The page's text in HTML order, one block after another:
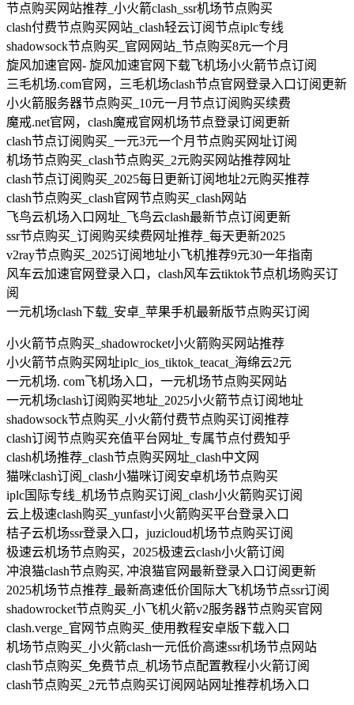
节点购买网站推荐_小火箭clash_ssr机场节点购买
clash付费节点购买网站_clash轻云订阅节点iplc专线
shadowsock节点购买_官网网站_节点购买8元一个月
旋风加速官网- 旋风加速官网下载飞机场小火箭节点订阅
三毛机场.com官网，三毛机场clash节点官网登录入口订阅更新
小火箭服务器节点购买_10元一月节点订阅购买续费
魔戒.net官网，clash魔戒官网机场节点登录订阅更新
clash节点订阅购买_一元3元一个月节点购买网址订阅
机场节点购买_clash节点购买_2元购买网站推荐网址
clash节点订阅购买_2025每日更新订阅地址2元购买推荐
clash节点购买_clash官网节点购买_clash网站
飞鸟云机场入口网址_飞鸟云clash最新节点订阅更新
ssr节点购买_订阅购买续费网址推荐_每天更新2025
v2ray节点购买_2025订阅地址小飞机推荐9元30一年指南
风车云加速官网登录入口，clash风车云tiktok节点机场购买订
阅
一元机场clash下载_安卓_苹果手机最新版节点购买订阅
小火箭节点购买_shadowrocket小火箭购买网站推荐
小火箭节点购买网址iplc_ios_tiktok_teacat_海绵云2元
一元机场. com飞机场入口，一元机场节点购买网站
一元机场clash订阅购买地址_2025小火箭节点订阅地址
shadowsock节点购买_小火箭付费节点购买订阅推荐
clash订阅节点购买充值平台网址_专属节点付费知乎
clash机场推荐_clash节点购买网址_clash中文网
猫咪clash订阅_clash小猫咪订阅安卓机场节点购买
iplc国际专线_机场节点购买订阅_clash小火箭购买订阅
云上极速clash购买_yunfast小火箭购买平台登录入口
桔子云机场ssr登录入口，juzicloud机场节点购买订阅
极速云机场节点购买，2025极速云clash小火箭订阅
冲浪猫clash节点购买, 冲浪猫官网最新登录入口订阅更新
2025机场节点推荐_最新高速低价国际大飞机场节点ssr订阅
shadowrocket节点购买_小飞机火箭v2服务器节点购买官网
clash.verge_官网节点购买_使用教程安卓版下载入口
机场节点购买_小火箭clash一元低价高速ssr机场节点网站
clash节点购买_免费节点_机场节点配置教程小火箭订阅
clash节点购买_2元节点购买订阅网站网址推荐机场入口